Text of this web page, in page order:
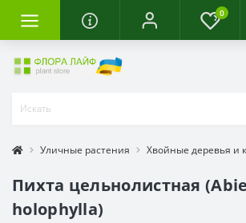
0
Уличные растения Хвойные деревья и
Пихта цельнолистная
holophylla)